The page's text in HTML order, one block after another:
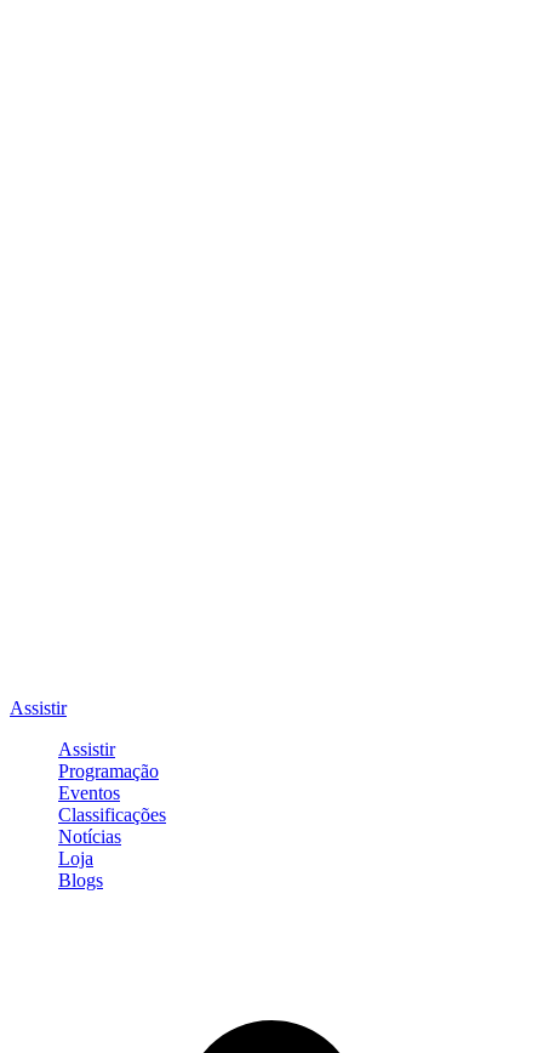
Assistir
Assistir
Programação
Eventos
Classificações
Notícias
Loja
Blogs